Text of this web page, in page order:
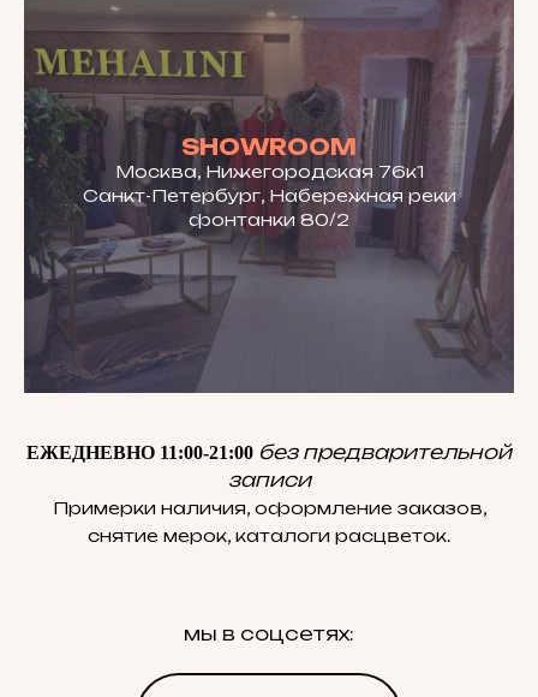
SHOWROOM
Москва, Нижегородская 76к1
Санкт-Петербург, Набережная реки
фонтанки 80/2
ЕЖЕДНЕВНО 11:00-21:00 без предварительной
записи
Примерки наличия, оформление заказов,
снятие мерок, каталоги расцветок.
мы в соцсетях: